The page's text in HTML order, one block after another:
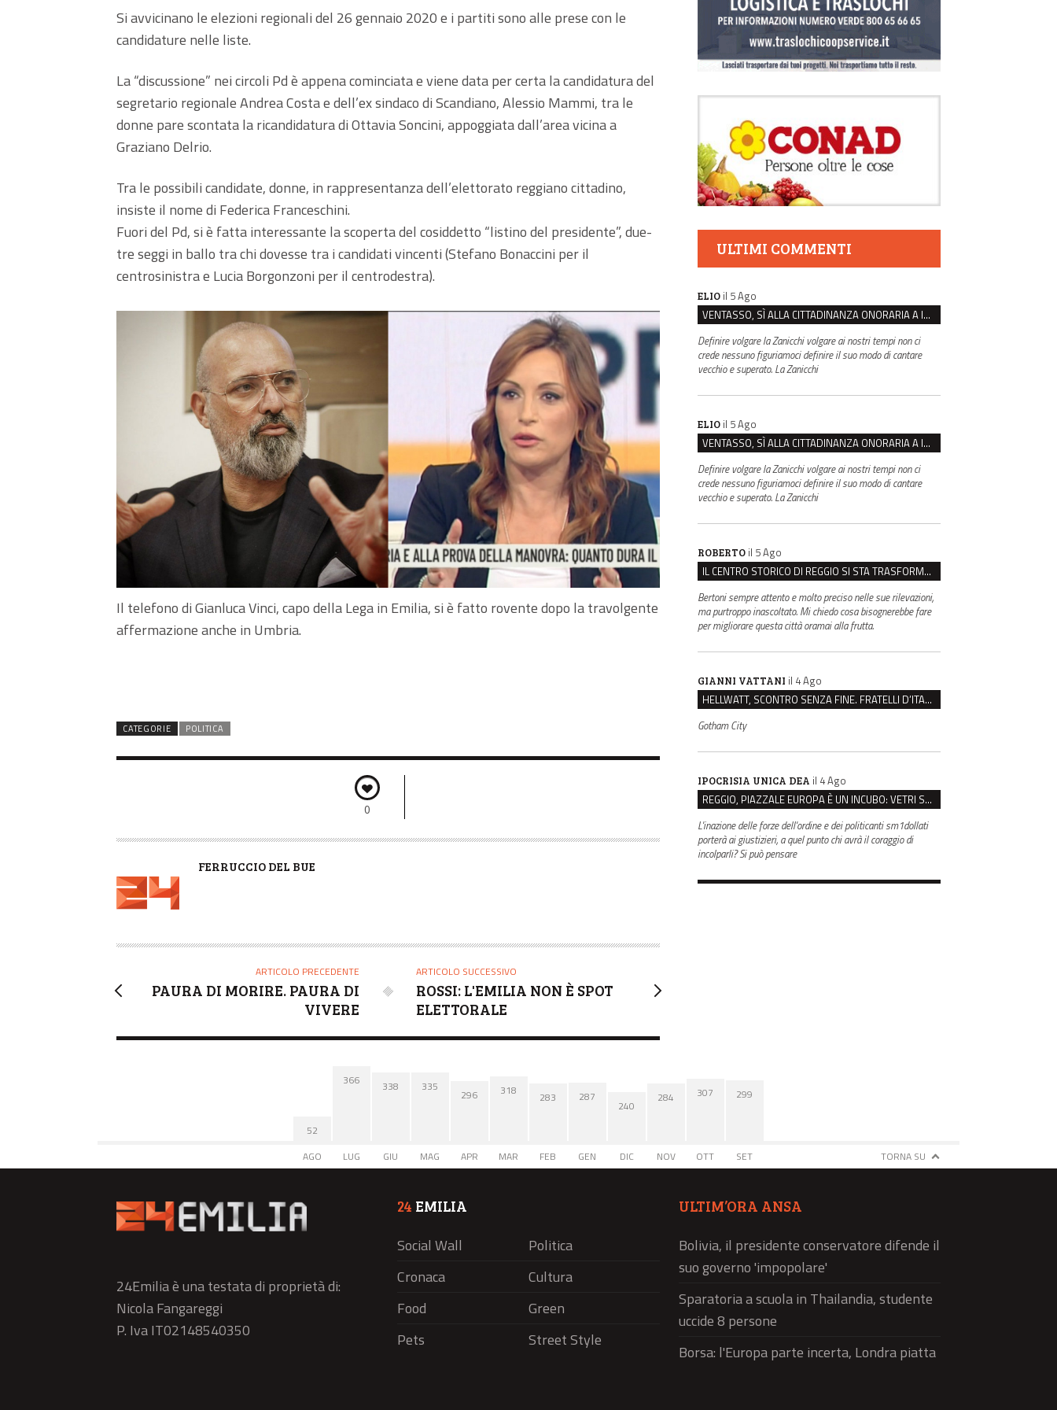
Si avvicinano le elezioni regionali del 26 gennaio 2020 e i partiti sono alle prese con le
candidature nelle liste.
La “discussione” nei circoli Pd è appena cominciata e viene data per certa la candidatura del
segretario regionale Andrea Costa e dell’ex sindaco di Scandiano, Alessio Mammi, tra le
donne pare scontata la ricandidatura di Ottavia Soncini, appoggiata dall’area vicina a
Graziano Delrio.
Tra le possibili candidate, donne, in rappresentanza dell’elettorato reggiano cittadino,
insiste il nome di Federica Franceschini.
Fuori del Pd, si è fatta interessante la scoperta del cosiddetto “listino del presidente”, due-
tre seggi in ballo tra chi dovesse tra i candidati vincenti (Stefano Bonaccini per il
centrosinistra e Lucia Borgonzoni per il centrodestra).
Il telefono di Gianluca Vinci, capo della Lega in Emilia, si è fatto rovente dopo la travolgente
affermazione anche in Umbria.
CATEGORIE POLITICA
0
A
R
FERRUCCIO DEL BUE
ARTICOLO PRECEDENTE
PAURA DI MORIRE. PAURA DI
VIVERE
ARTICOLO SUCCESSIVO
ROSSI: L'EMILIA NON È SPOT
ELETTORALE
ULTIMI COMMENTI
ELIO il 5 Ago
VENTASSO, SÌ ALLA CITTADINANZA ONORARIA A IVA ZANICCHI. MA BARGIACCHI: “È DI PESSIMO GUSTO”
Definire volgare la Zanicchi volgare ai nostri tempi non ci
crede nessuno figuriamoci definire il suo modo di cantare
vecchio e superato. La Zanicchi
ELIO il 5 Ago
VENTASSO, SÌ ALLA CITTADINANZA ONORARIA A IVA ZANICCHI. MA BARGIACCHI: “È DI PESSIMO GUSTO”
Definire volgare la Zanicchi volgare ai nostri tempi non ci
crede nessuno figuriamoci definire il suo modo di cantare
vecchio e superato. La Zanicchi
ROBERTO il 5 Ago
IL CENTRO STORICO DI REGGIO SI STA TRASFORMANDO, E NON IN MEGLIO
Bertoni sempre attento e molto preciso nelle sue rilevazioni,
ma purtroppo inascoltato. Mi chiedo cosa bisognerebbe fare
per migliorare questa città oramai alla frutta.
GIANNI VATTANI il 4 Ago
HELLWATT, SCONTRO SENZA FINE. FRATELLI D’ITALIA: “MILANI PORTA DOCUMENTI, DE FRANCO INSULTI”
Gotham City
IPOCRISIA UNICA DEA il 4 Ago
REGGIO, PIAZZALE EUROPA È UN INCUBO: VETRI SPACCATI E FURTI SULLE AUTO IN SOSTA
L'inazione delle forze dell'ordine e dei politicanti sm1dollati
porterà ai giustizieri, a quel punto chi avrà il coraggio di
incolparli? Si può pensare
52
AGO
366
LUG
338
GIU
335
MAG
296
APR
318
MAR
283
FEB
287
GEN
240
DIC
284
NOV
307
OTT
299
SET TORNA SU
24Emilia è una testata di proprietà di:
Nicola Fangareggi
P. Iva IT02148540350
24 EMILIA
Social Wall
Politica
Cronaca
Cultura
Food
Green
Pets
Street Style
ULTIM’ORA ANSA
Bolivia, il presidente conservatore difende il
suo governo 'impopolare'
Sparatoria a scuola in Thailandia, studente
uccide 8 persone
Borsa: l'Europa parte incerta, Londra piatta